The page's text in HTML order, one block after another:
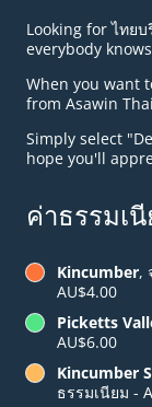
Looking for ไทย
everybody
When you want
from Asawin
Simply select
hope you'll
ค่าธรรมเ
Kincumber,
AU$4.00
Picketts
AU$6.00
Kincumber
ธรรมเนียม -